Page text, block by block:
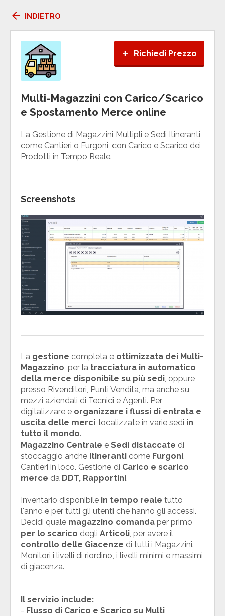
arrow_back INDIETRO
+ Richiedi Prezzo
Multi-Magazzini con Carico/Scarico
e Spostamento Merce online
La Gestione di Magazzini Multipli e Sedi Itineranti
come Cantieri o Furgoni, con Carico e Scarico dei
Prodotti in Tempo Reale.
Screenshots
La gestione completa e ottimizzata dei Multi-
Magazzino , per la tracciatura in automatico
della merce disponibile su più sedi , oppure
presso Rivenditori, Punti Vendita, ma anche su
mezzi aziendali di Tecnici e Agenti. Per
digitalizzare e organizzare i flussi di entrata e
uscita delle merci , localizzate in varie sedi in
tutto il mondo.
Magazzino Centrale e Sedi distaccate di
stoccaggio anche Itineranti come Furgoni
Cantieri in loco. Gestione di Carico e scarico
merce da DDT, Rapportini.
Inventario disponibile in tempo reale tutto
l'anno e per tutti gli utenti che hanno gli accessi.
Decidi quale magazzino comanda per primo
per lo scarico degli Articoli , per avere il
controllo delle Giacenze di tutti i Magazzini.
Monitori i livelli di riordino, i livelli minimi e massimi
di giacenza.
Il servizio include:
- Flusso di Carico e Scarico su Multi